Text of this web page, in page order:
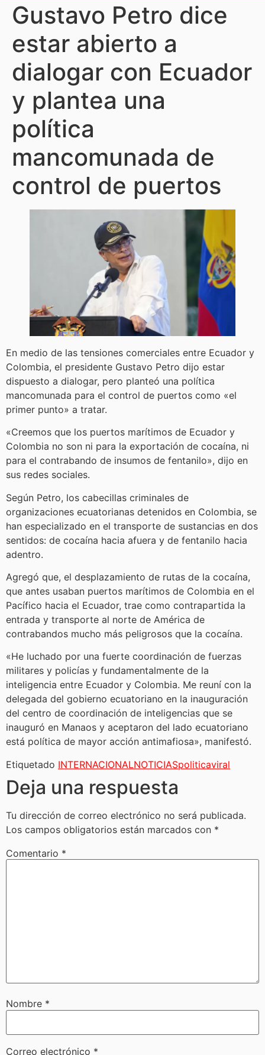
Gustavo Petro dice
estar abierto a
dialogar con Ecuador
y plantea una
política
mancomunada de
control de puertos
En medio de las tensiones comerciales entre Ecuador y
Colombia, el presidente Gustavo Petro dijo estar
dispuesto a dialogar, pero planteó una política
mancomunada para el control de puertos como «el
primer punto» a tratar.
«Creemos que los puertos marítimos de Ecuador y
Colombia no son ni para la exportación de cocaína, ni
para el contrabando de insumos de fentanilo», dijo en
sus redes sociales.
Según Petro, los cabecillas criminales de
organizaciones ecuatorianas detenidos en Colombia, se
han especializado en el transporte de sustancias en dos
sentidos: de cocaína hacia afuera y de fentanilo hacia
adentro.
Agregó que, el desplazamiento de rutas de la cocaína,
que antes usaban puertos marítimos de Colombia en el
Pacífico hacia el Ecuador, trae como contrapartida la
entrada y transporte al norte de América de
contrabandos mucho más peligrosos que la cocaína.
«He luchado por una fuerte coordinación de fuerzas
militares y policías y fundamentalmente de la
inteligencia entre Ecuador y Colombia. Me reuní con la
delegada del gobierno ecuatoriano en la inauguración
del centro de coordinación de inteligencias que se
inauguró en Manaos y aceptaron del lado ecuatoriano
está política de mayor acción antimafiosa», manifestó.
Etiquetado INTERNACIONALNOTICIASpoliticaviral
Deja una respuesta
Tu dirección de correo electrónico no será publicada.
Los campos obligatorios están marcados con *
Comentario *
Nombre *
Correo electrónico *